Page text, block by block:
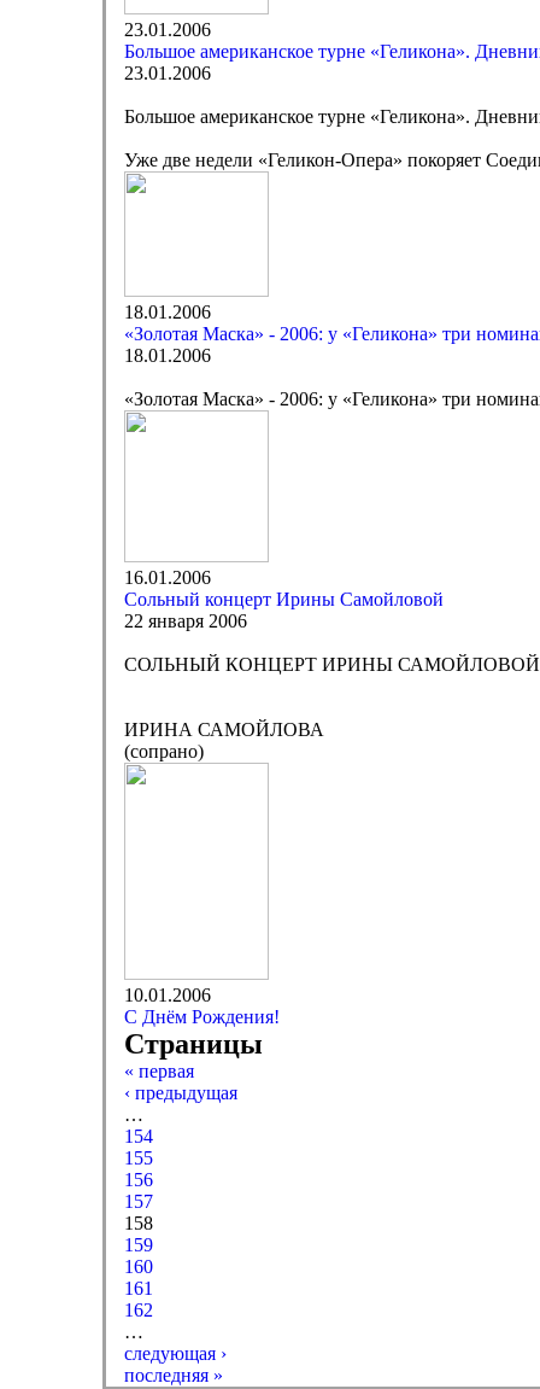
23.01.2006
Большое американское турне «Геликона».
23.01.2006
Большое американское турне «Геликона».
Уже две недели «Геликон-Опера» покоряет
18.01.2006
«Золотая Маска» - 2006: у «Геликона» три
18.01.2006
«Золотая Маска» - 2006: у «Геликона» три
16.01.2006
Сольный концерт Ирины Самойловой
22 января 2006
СОЛЬНЫЙ КОНЦЕРТ ИРИНЫ САМОЙЛОВОЙ
ИРИНА САМОЙЛОВА
(сопрано)
10.01.2006
С Днём Рождения!
Страницы
« первая
‹ предыдущая
…
154
155
156
157
158
159
160
161
162
…
следующая ›
последняя »